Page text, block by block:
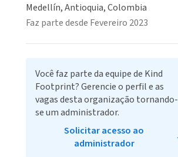
Medellín, Antioquia, Colombia
Faz parte desde Fevereiro 2023
Você faz parte da equipe de Kind
Footprint? Gerencie o perfil e as
vagas desta organização tornando-
se um administrador.
Solicitar acesso ao
administrador